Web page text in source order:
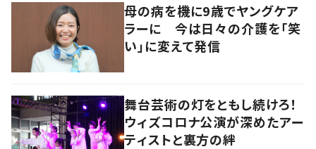
母の病を機に9歳でヤングケア
ラーに 今は日々の介護を「笑
い」に変えて発信
舞台芸術の灯をともし続けろ！
ウィズコロナ公演が深めたアー
ティストと裏方の絆